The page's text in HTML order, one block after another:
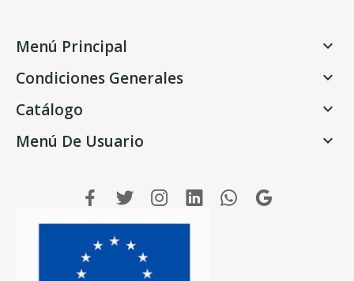
Menú Principal 
Condiciones Generales 
Catálogo 
Menú De Usuario 